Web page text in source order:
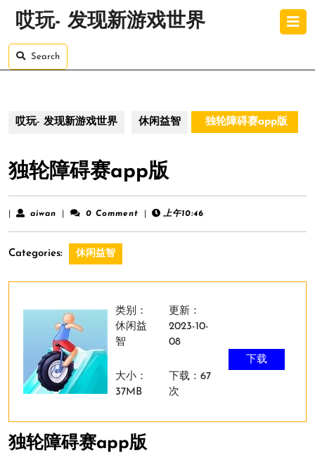
哎玩- 发现新游戏世界
Search
哎玩- 发现新游戏世界 休闲益智 独轮障碍赛app版
独轮障碍赛app版
aiwan aiwan 0 Comment 上午10:46
Categories: 休闲益智
类别：
休闲益
智
大小：
37MB
更新：
2023-10-
08
下载：67
次
下载
独轮障碍赛app版